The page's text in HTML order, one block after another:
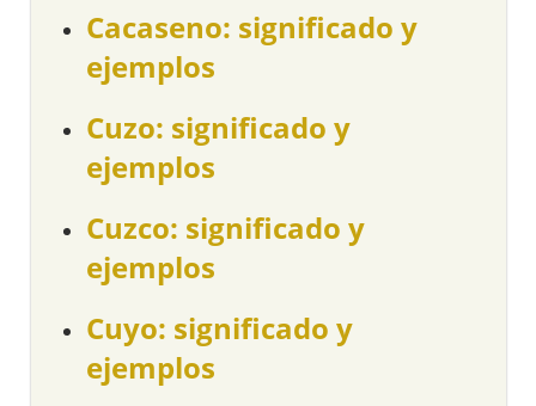
Cacaseno: significado y
ejemplos
Cuzo: significado y
ejemplos
Cuzco: significado y
ejemplos
Cuyo: significado y
ejemplos